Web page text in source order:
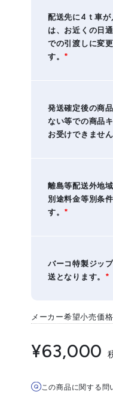
配送先に4ｔ車が
は、お近くの日
での引渡しに変
す。*
発送確定後の商
ない等での商品
お受けできませ
離島等配送外地
別途料金等別条
す。*
バーコ特製ジッ
送となります。 *
メーカー希望小売価格
¥63,000
この商品に関する問